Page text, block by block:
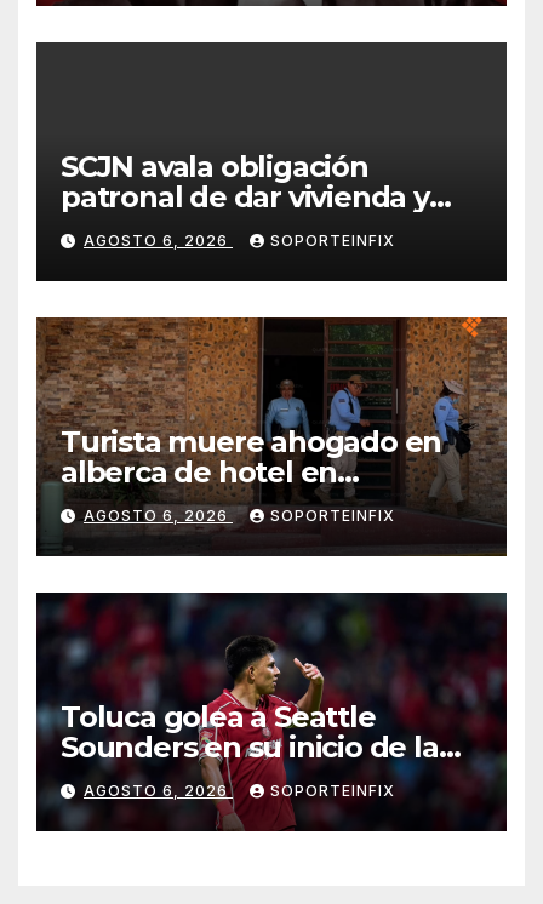
SCJN avala obligación
patronal de dar vivienda y
alimentación a jornaleros
agrícolas
AGOSTO 6, 2026 SOPORTEINFIX
Turista muere ahogado en
alberca de hotel en
Acapulco; familiares piden
ayuda ante falta de personal
capacitado
AGOSTO 6, 2026 SOPORTEINFIX
Toluca golea a Seattle
Sounders en su inicio de la
Leagues Cup 2026
AGOSTO 6, 2026 SOPORTEINFIX